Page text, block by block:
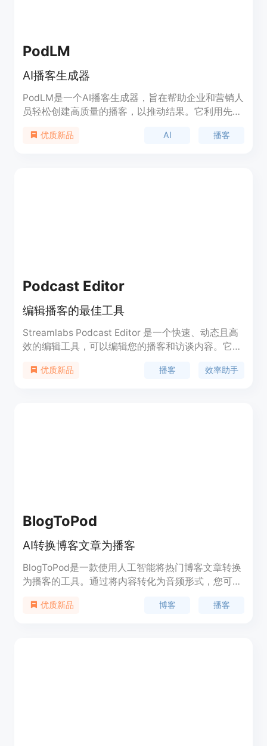
PodLM
AI播客生成器
PodLM是一个AI播客生成器，旨在帮助企业和营销人
员轻松创建高质量的播客，以推动结果。它利用先进
化的内容来源，并且是一个NotebookLM的替代品，
优质新品 AI 播客
Podcast Editor
编辑播客的最佳工具
Streamlabs Podcast Editor 是一个快速、动态且高
效的编辑工具，可以编辑您的播客和访谈内容。它可
像和字幕，从而在各种社交媒体平台上推广您的节
优质新品 播客 效率助手
BlogToPod
AI转换博客文章为播客
BlogToPod是一款使用人工智能将热门博客文章转换
为播客的工具。通过将内容转化为音频形式，您可以
BlogToPod可以帮助您轻松将博客内容转换为播客，
优质新品 博客 播客